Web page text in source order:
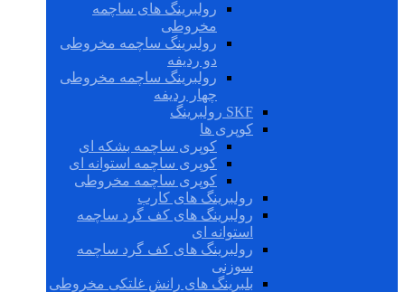
رولبرینگ های ساچمه
مخروطی
رولبرینگ ساچمه مخروطی
دو ردیفه
رولبرینگ ساچمه مخروطی
چهار ردیفه
SKF رولبرینگ
کوپری ها
کوپری ساچمه بشکه ای
کوپری ساچمه استوانه ای
کوپری ساچمه مخروطی
رولبرینگ های کارب
رولبرینگ های کف گرد ساچمه
استوانه ای
رولبرینگ های کف گرد ساچمه
سوزنی
بلبرینگ های رانش غلتکی مخروطی